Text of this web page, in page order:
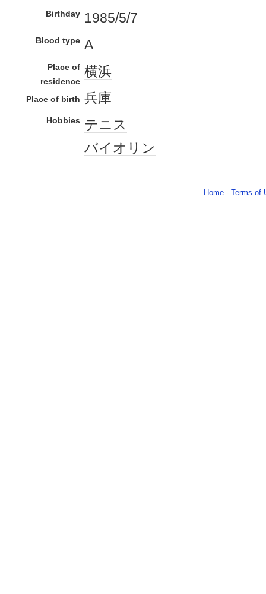
Birthday 1985/5/7
Blood type A
Place of
residence
横浜
Place of birth 兵庫
Hobbies テニス
バイオリン
Home- Terms of